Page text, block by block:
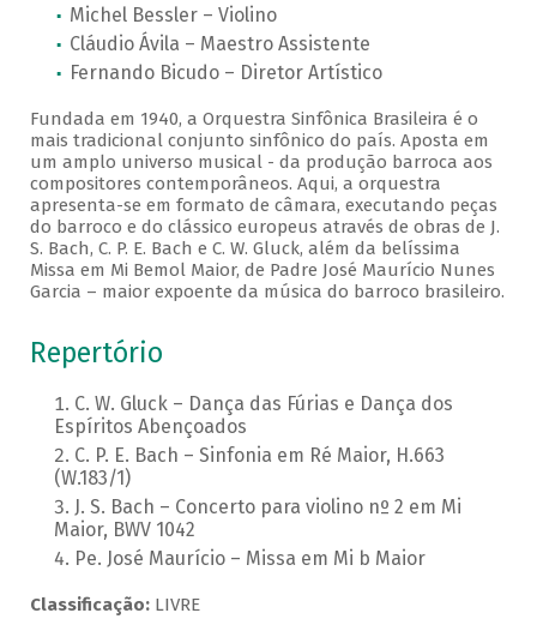
Michel Bessler – Violino
Cláudio Ávila – Maestro Assistente
Fernando Bicudo – Diretor Artístico
Fundada em 1940, a Orquestra Sinfônica Brasileira é o
mais tradicional conjunto sinfônico do país. Aposta em
um amplo universo musical - da produção barroca aos
compositores contemporâneos. Aqui, a orquestra
apresenta-se em formato de câmara, executando peças
do barroco e do clássico europeus através de obras de J.
S. Bach, C. P. E. Bach e C. W. Gluck, além da belíssima
Missa em Mi Bemol Maior, de Padre José Maurício Nunes
Garcia – maior expoente da música do barroco brasileiro.
Repertório
C. W. Gluck – Dança das Fúrias e Dança dos
Espíritos Abençoados
C. P. E. Bach – Sinfonia em Ré Maior, H.663
(W.183/1)
J. S. Bach – Concerto para violino nº 2 em Mi
Maior, BWV 1042
Pe. José Maurício – Missa em Mi b Maior
Classificação:LIVRE